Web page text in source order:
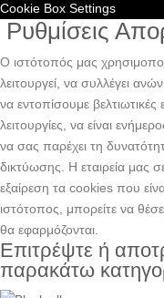
Cookie Box Settings
Ρυθμίσεις
Ο ιστότοπός μας
λειτουργεί, να συλλέγει
να εντοπίσουμε βελτιωτικές
λειτουργίες, να είναι
να σας παρέχει τη
δικτύωσης. H εταιρεία μας
εξαίρεση τα cookies που
ιστότοπος, μπορείτε να
θα εφαρμόζονται.
Επιτρέψτε ή
παρακάτω